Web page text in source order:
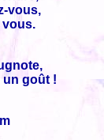
vous,
vous.
un goût !